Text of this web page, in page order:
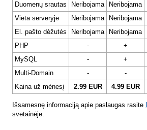
Duomenų srautas
Neribojama Neribojama
Vieta serveryje
Neribojama Neribojama
El. pašto dėžutės
Neribojama Neribojama
PHP
- +
MySQL
- +
Multi-Domain
- -
Kaina už mėnesį
2.99 EUR 4.99 EUR
Išsamesnę informaciją apie paslaugas rasite
svetainėje.